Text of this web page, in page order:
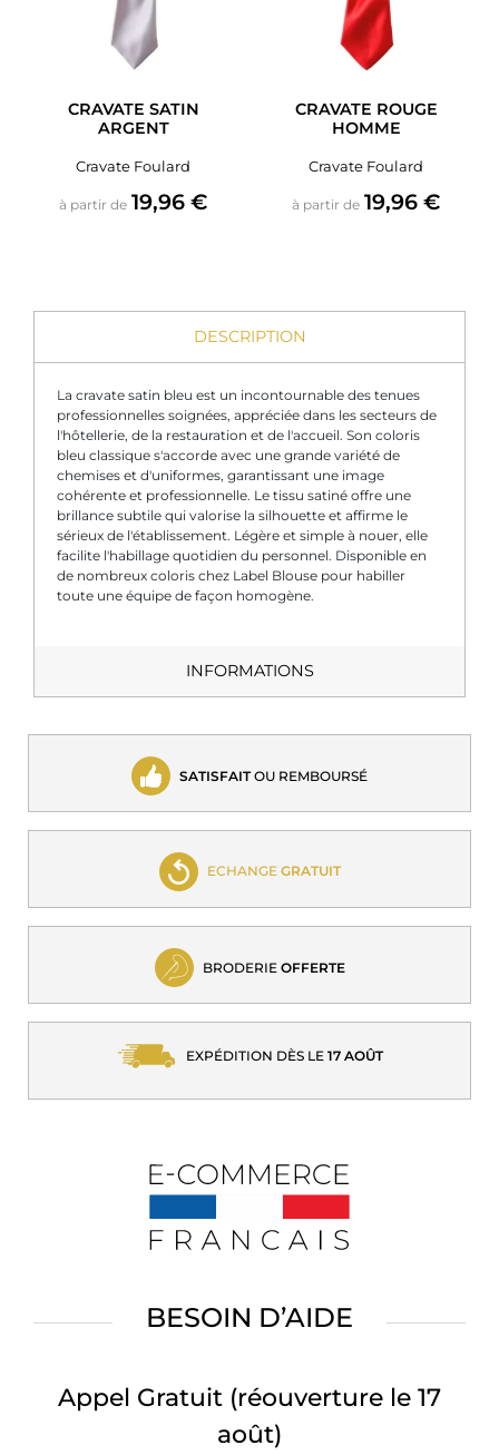
CRAVATE SATIN
ARGENT
Cravate Foulard
à partir de Prix
19,96 €
CRAVATE ROUGE
HOMME
Cravate Foulard
à partir de Prix
19,96 €
DESCRIPTION
La cravate satin bleu est un incontournable des tenues
professionnelles soignées, appréciée dans les secteurs de
l'hôtellerie, de la restauration et de l'accueil. Son coloris
bleu classique s'accorde avec une grande variété de
chemises et d'uniformes, garantissant une image
cohérente et professionnelle. Le tissu satiné offre une
brillance subtile qui valorise la silhouette et affirme le
sérieux de l'établissement. Légère et simple à nouer, elle
facilite l'habillage quotidien du personnel. Disponible en
de nombreux coloris chez Label Blouse pour habiller
toute une équipe de façon homogène.
INFORMATIONS
SATISFAITOU REMBOURSÉ
ECHANGE GRATUIT
BRODERIE OFFERTE
EXPÉDITION DÈS LE 17 AOÛT
BESOIN D’AIDE
Appel Gratuit (réouverture le 17
août)